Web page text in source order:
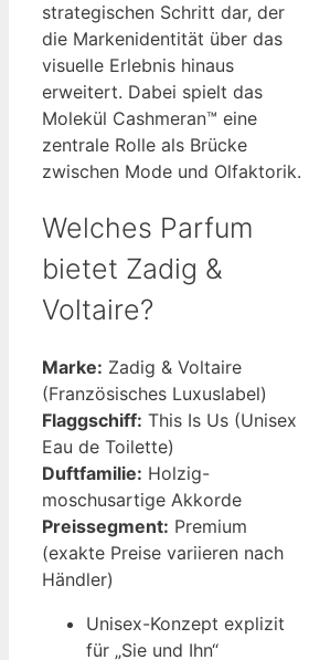
strategischen Schritt dar, der
die Markenidentität über das
visuelle Erlebnis hinaus
erweitert. Dabei spielt das
Molekül Cashmeran™ eine
zentrale Rolle als Brücke
zwischen Mode und Olfaktorik.
Welches Parfum
bietet Zadig &
Voltaire?
Marke: Zadig & Voltaire
(Französisches Luxuslabel)
Flaggschiff: This Is Us (Unisex
Eau de Toilette)
Duftfamilie: Holzig-
moschusartige Akkorde
Preissegment: Premium
(exakte Preise variieren nach
Händler)
Unisex-Konzept explizit
für „Sie und Ihn“